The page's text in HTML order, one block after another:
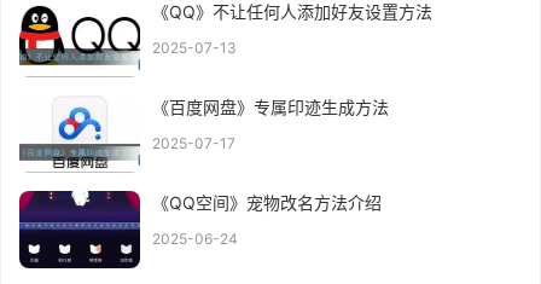
《QQ》不让任何人添加好友设置方法
2025-07-13
《百度网盘》专属印迹生成方法
2025-07-17
《QQ空间》宠物改名方法介绍
2025-06-24